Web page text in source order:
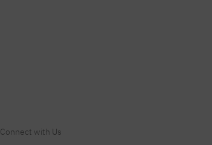
Connect with Us